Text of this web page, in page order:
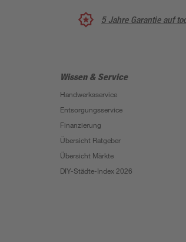
5 Jahre Garantie auf
Wissen & Service
Handwerksservice
Entsorgungsservice
Finanzierung
Übersicht Ratgeber
Übersicht Märkte
DIY-Städte-Index 2026